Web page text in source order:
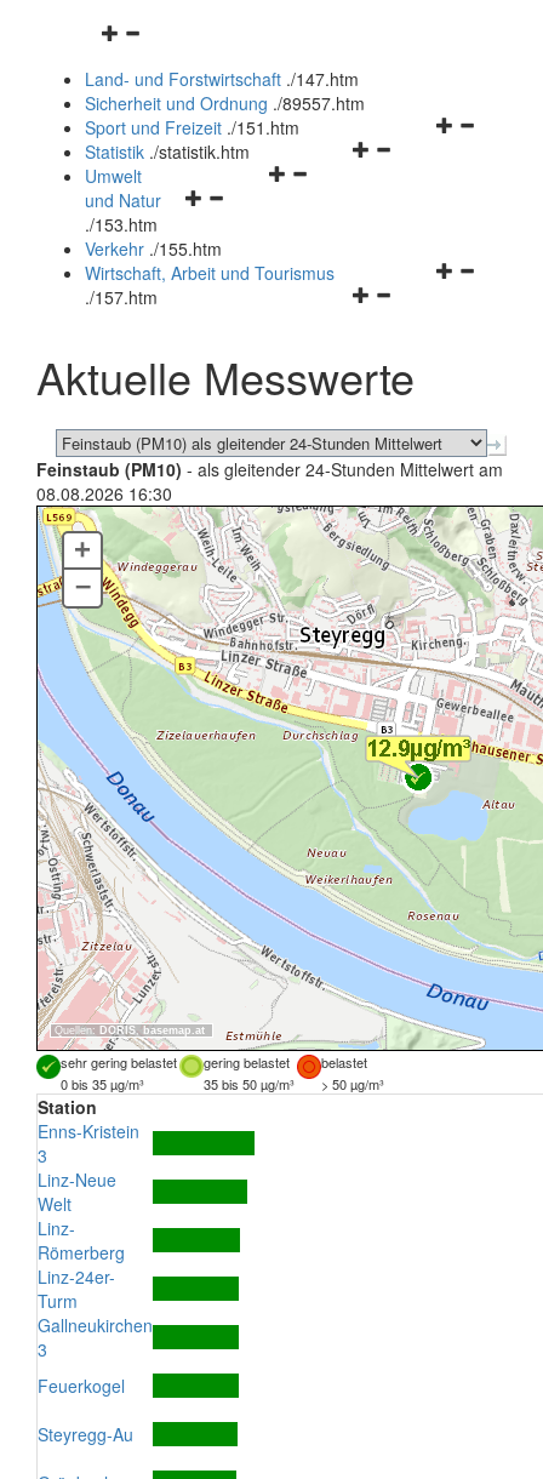
Navigationsmenü
und
schließen
Land- und Forstwirtschaft ./147.htm
Sicherheit und Ordnung ./89557.htm
Navigationsmenü
Sport und Freizeit ./151.htm
Navigationsmenü
Statistik ./statistik.htm
Navigationsmenü
und
schließen
Umwelt
und Natur
./153.htm
Verkehr ./155.htm
Navigationsmenü
schließen
Wirtschaft, Arbeit und Tourismus
./157.htm
Aktuelle Messwerte
Feinstaub (PM10) - als gleitender 24-Stunden Mittelwert am
08.08.2026 16:30
Quellen: DORIS, basemap.at
+
–
sehr gering belastet gering belastet
belastet
0 bis 35 µg/m³
35 bis 50 µg/m³ > 50 µg/m³
Station
Enns-Kristein
3
Linz-Neue
Welt
Linz-
Römerberg
Linz-24er-
Turm
Gallneukirchen
3
Feuerkogel
Steyregg-Au